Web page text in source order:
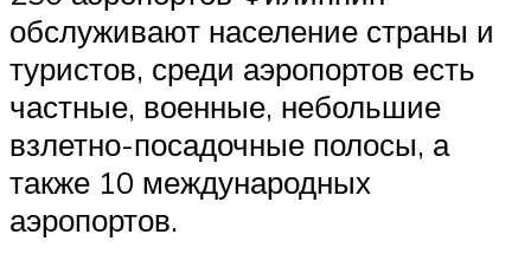
обслуживают население страны и
туристов, среди аэропортов есть
частные, военные, небольшие
взлетно-посадочные полосы, а
также 10 международных
аэропортов.